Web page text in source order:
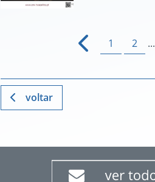
1 2 ...
voltar